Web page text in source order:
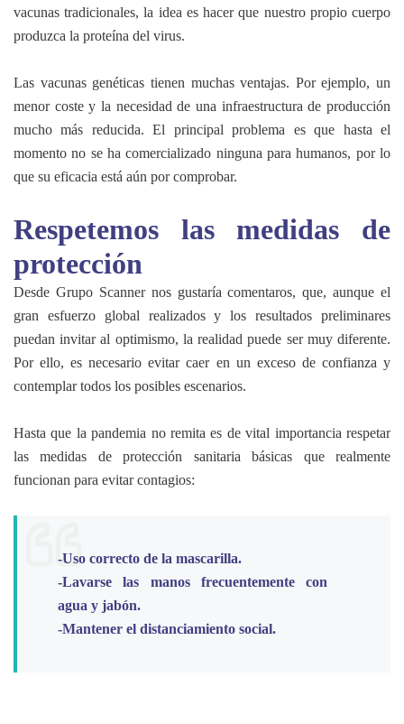
vacunas tradicionales, la idea es hacer que nuestro propio cuerpo
produzca la proteína del virus.
Las vacunas genéticas tienen muchas ventajas. Por ejemplo, un
menor coste y la necesidad de una infraestructura de producción
mucho más reducida. El principal problema es que hasta el
momento no se ha comercializado ninguna para humanos, por lo
que su eficacia está aún por comprobar.
Respetemos las medidas de
protección
Desde Grupo Scanner nos gustaría comentaros, que, aunque el
gran esfuerzo global realizados y los resultados preliminares
puedan invitar al optimismo, la realidad puede ser muy diferente.
Por ello, es necesario evitar caer en un exceso de confianza y
contemplar todos los posibles escenarios.
Hasta que la pandemia no remita es de vital importancia respetar
las medidas de protección sanitaria básicas que realmente
funcionan para evitar contagios:
-Uso correcto de la mascarilla.
-Lavarse las manos frecuentemente con
agua y jabón.
-Mantener el distanciamiento social.